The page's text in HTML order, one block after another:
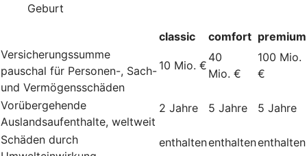
Geburt
classic comfort premium
Versicherungssumme
pauschal für Personen-, Sach-
und Vermögensschäden
10 Mio. €
40
Mio. €
100 Mio.
€
Vorübergehende
Auslandsaufenthalte, weltweit
2 Jahre 5 Jahre 5 Jahre
Schäden durch
enthaltenenthaltenenthalten